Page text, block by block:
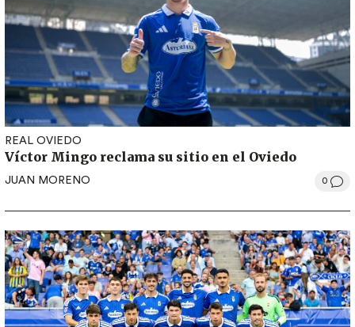
REAL OVIEDO
Víctor Mingo reclama su sitio en el Oviedo
JUAN MORENO 0